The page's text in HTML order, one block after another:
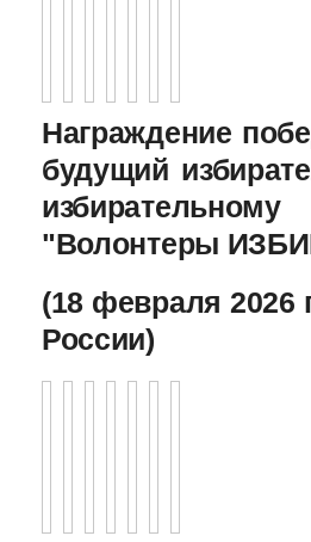
Награждение
будущий
"Волонтеры
(18 февраля 2026
России)